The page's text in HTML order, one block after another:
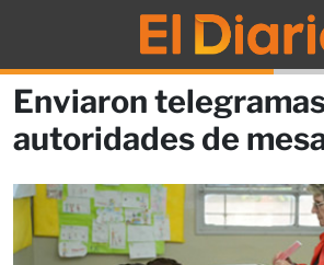
Enviaron
autoridades de